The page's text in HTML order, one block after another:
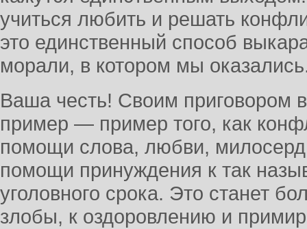
учиться любить и решать
это единственный способ
морали, в котором мы
Ваша честь! Своим приговором
пример — пример того, как
помощи слова, любви,
помощи принуждения к так
уголовного срока. Это станет
злобы, к оздоровлению и